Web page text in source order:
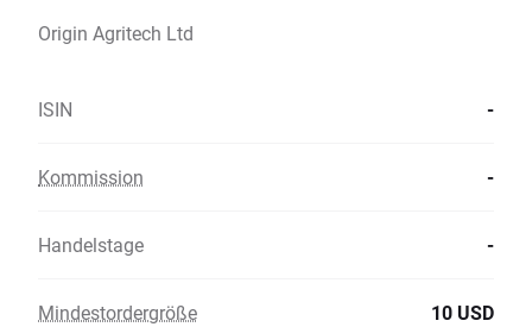
Origin Agritech Ltd
ISIN -
Kommission -
Handelstage -
Mindestordergröße 10 USD